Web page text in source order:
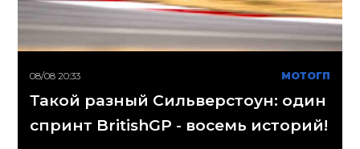
08/08 20:33 МОТОГП
Такой разный Сильверстоун: один
спринт BritishGP - восемь историй!